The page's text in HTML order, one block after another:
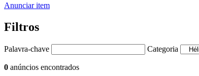
Anunciar item
Filtros
Palavra-chave Categoria
0 anúncios encontrados